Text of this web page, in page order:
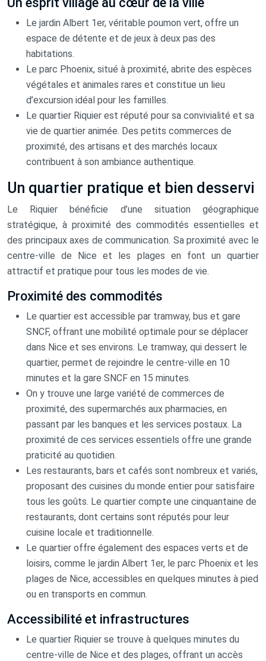
Le jardin Albert 1er, véritable poumon vert, offre un
espace de détente et de jeux à deux pas des
habitations.
Le parc Phoenix, situé à proximité, abrite des espèces
végétales et animales rares et constitue un lieu
d’excursion idéal pour les familles.
Le quartier Riquier est réputé pour sa convivialité et sa
vie de quartier animée. Des petits commerces de
proximité, des artisans et des marchés locaux
contribuent à son ambiance authentique.
Un quartier pratique et bien desservi
Le Riquier bénéficie d’une situation géographique
stratégique, à proximité des commodités essentielles et
des principaux axes de communication. Sa proximité avec le
centre-ville de Nice et les plages en font un quartier
attractif et pratique pour tous les modes de vie.
Proximité des commodités
Le quartier est accessible par tramway, bus et gare
SNCF, offrant une mobilité optimale pour se déplacer
dans Nice et ses environs. Le tramway, qui dessert le
quartier, permet de rejoindre le centre-ville en 10
minutes et la gare SNCF en 15 minutes.
On y trouve une large variété de commerces de
proximité, des supermarchés aux pharmacies, en
passant par les banques et les services postaux. La
proximité de ces services essentiels offre une grande
praticité au quotidien.
Les restaurants, bars et cafés sont nombreux et variés,
proposant des cuisines du monde entier pour satisfaire
tous les goûts. Le quartier compte une cinquantaine de
restaurants, dont certains sont réputés pour leur
cuisine locale et traditionnelle.
Le quartier offre également des espaces verts et de
loisirs, comme le jardin Albert 1er, le parc Phoenix et les
plages de Nice, accessibles en quelques minutes à pied
ou en transports en commun.
Accessibilité et infrastructures
Le quartier Riquier se trouve à quelques minutes du
centre-ville de Nice et des plages, offrant un accès